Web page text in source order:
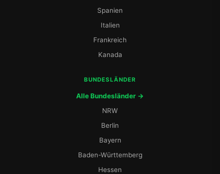
Spanien
Italien
Frankreich
Kanada
BUNDESLÄNDER
Alle Bundesländer →
NRW
Berlin
Bayern
Baden-Württemberg
Hessen